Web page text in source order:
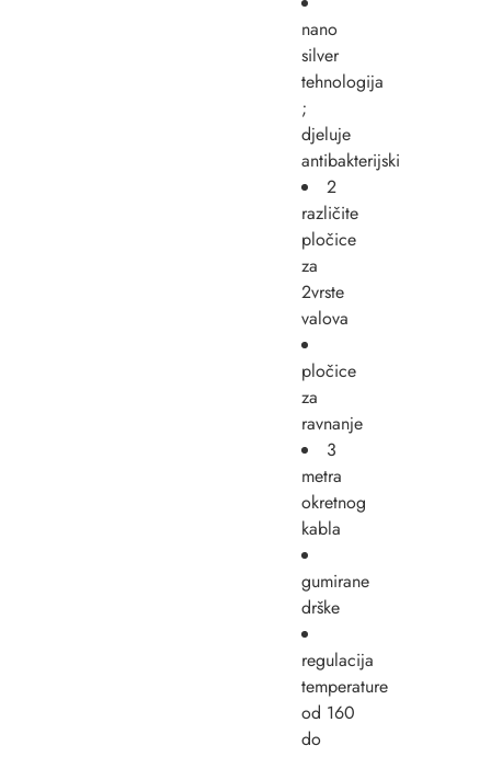
nano
silver
tehnologija
;
djeluje
antibakterijski
2
različite
pločice
za
2vrste
valova
pločice
za
ravnanje
3
metra
okretnog
kabla
gumirane
drške
regulacija
temperature
od 160
do